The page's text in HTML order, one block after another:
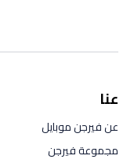
عنا
عن فيرجن موبايل
مجموعة فيرجن